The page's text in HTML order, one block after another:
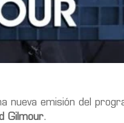
nueva emisión del
Gilmour.